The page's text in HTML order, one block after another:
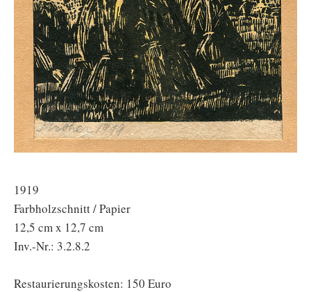
1919
Farbholzschnitt / Papier
12,5 cm x 12,7 cm
Inv.-Nr.: 3.2.8.2
Restaurierungskosten: 150 Euro